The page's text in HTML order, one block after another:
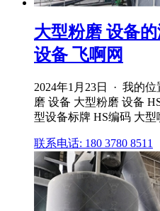
大型粉磨 设备
设备 飞啊网
2024年1月23日 · 我的
磨 设备 大型粉磨 设备
型设备标牌 HS编码 大
联系电话: 180 3780 8511